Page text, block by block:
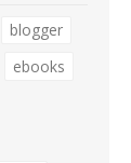
blogger
ebooks